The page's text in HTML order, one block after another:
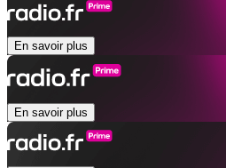
En savoir plus
En savoir plus